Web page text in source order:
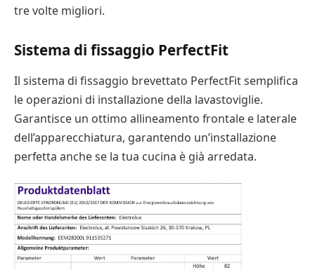
tre volte migliori.
Sistema di fissaggio PerfectFit
Il sistema di fissaggio brevettato PerfectFit semplifica
le operazioni di installazione della lavastoviglie.
Garantisce un ottimo allineamento frontale e laterale
dell’apparecchiatura, garantendo un’installazione
perfetta anche se la tua cucina è già arredata.